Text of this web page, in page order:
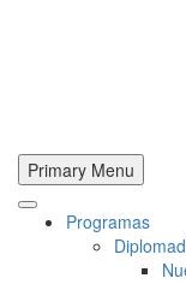
Primary Menu
Programas